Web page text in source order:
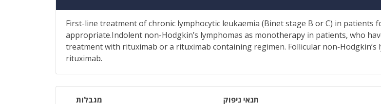
First-line treatment of chronic lymphocytic leukaemia (Binet stage B or C) in
appropriate.Indolent non-Hodgkin’s lymphomas as monotherapy in patients, who
treatment with rituximab or a rituximab containing regimen. Follicular non-
rituximab.
תנאי ניפוק מגבלות